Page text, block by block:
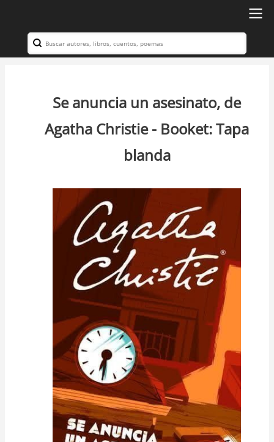
contenido
principal
Navegación
Search
Se anuncia un asesinato, de
Agatha Christie - Booket: Tapa
blanda